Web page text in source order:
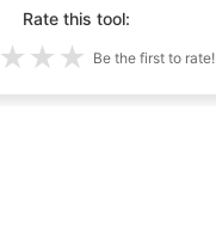
Rate this tool:
★ ★ ★ Be the first to rate!